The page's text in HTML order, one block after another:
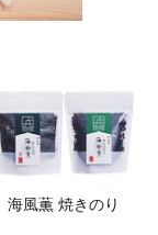
海風薫 焼きのり